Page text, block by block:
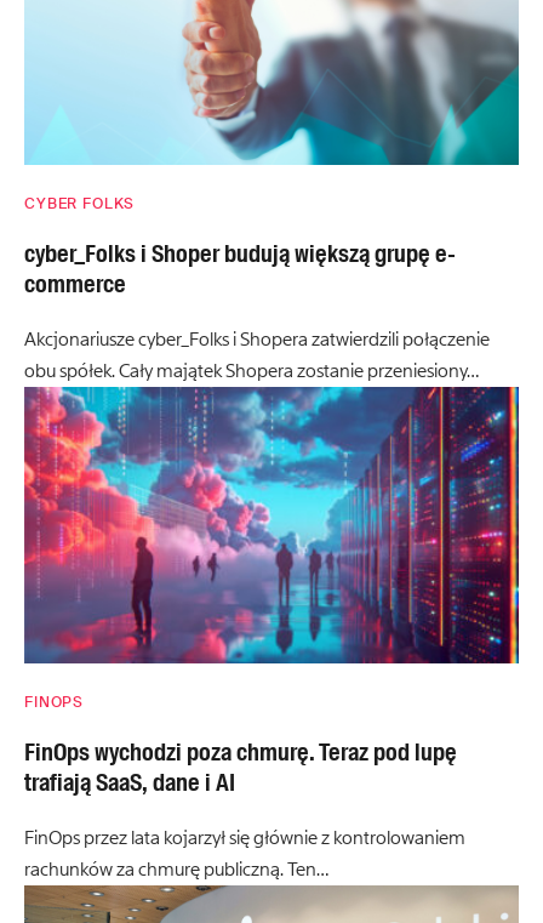
CYBER FOLKS
cyber_Folks i Shoper budują większą grupę e-
commerce
Akcjonariusze cyber_Folks i Shopera zatwierdzili połączenie
obu spółek. Cały majątek Shopera zostanie przeniesiony…
FINOPS
FinOps wychodzi poza chmurę. Teraz pod lupę
trafiają SaaS, dane i AI
FinOps przez lata kojarzył się głównie z kontrolowaniem
rachunków za chmurę publiczną. Ten…